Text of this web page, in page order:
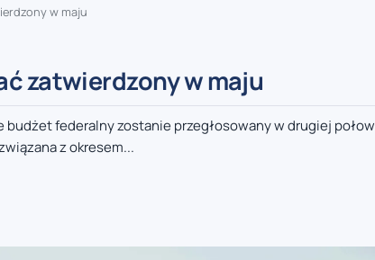
w maju
zatwierdzony w maju
federalny zostanie przegłosowany w drugiej
z okresem...